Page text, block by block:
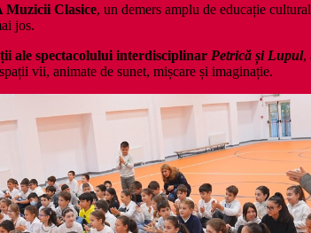
Muzicii Clasice, un demers amplu de educație
jos.
ale spectacolului interdisciplinar Petrică și Lupul,
vii, animate de sunet, mișcare și imaginație.